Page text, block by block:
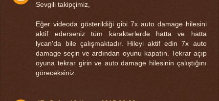
Sevgili takipçimiz,
Eğer videoda gösterildiği gibi 7x auto damage hilesini
aktif ederseniz tüm karakterlerde hatta ve hatta
lycan'da bile çalışmaktadır. Hileyi aktif edin 7x auto
damage seçin ve ardından oyunu kapatın. Tekrar açıp
oyuna tekrar girin ve auto damage hilesinin çalıştığını
göreceksiniz.